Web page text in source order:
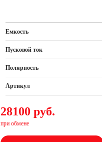
Емкость
Пусковой ток
Полярность
Артикул
28100 руб.
при обмене